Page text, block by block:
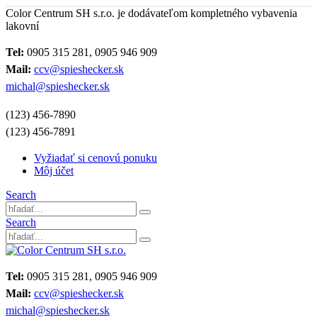
Color Centrum SH s.r.o. je dodávateľom kompletného vybavenia
lakovní
Tel: 0905 315 281, 0905 946 909
Mail: ccv@spieshecker.sk
michal@spieshecker.sk
(123) 456-7890
(123) 456-7891
Vyžiadať si cenovú ponuku
Môj účet
Search
Search
Tel: 0905 315 281, 0905 946 909
Mail: ccv@spieshecker.sk
michal@spieshecker.sk